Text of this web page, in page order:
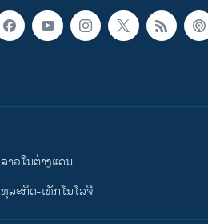
ລາວໃນຕ່າງແດນ
ທຸລະກິດ-ເທັກໂນໂລຈີ